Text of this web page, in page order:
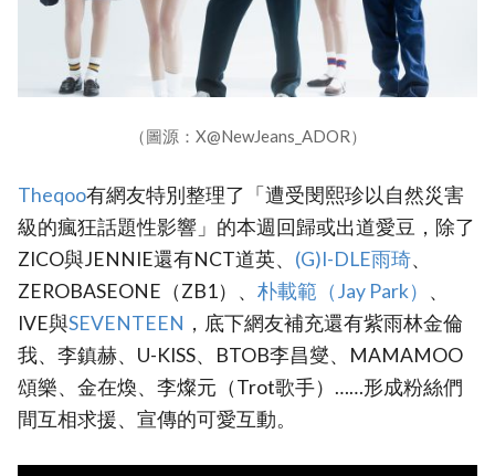
（圖源：X@NewJeans_ADOR）
‎Theqoo有網友特別整理了「遭受閔熙珍以自然災害
級的瘋狂話題性影響」的本週回歸或出道愛豆，除了
ZICO與JENNIE還有NCT道英、 (G)I-DLE雨琦、
ZEROBASEONE（ZB1）、 ‎朴載範（Jay Park） 、
IVE與‎SEVENTEEN ，底下網友補充還有紫雨林金倫
我、李鎮赫、U-KISS、BTOB李昌燮、MAMAMOO
頌樂、金在煥、李燦元（Trot歌手）……形成粉絲們
間互相求援、宣傳的可愛互動。